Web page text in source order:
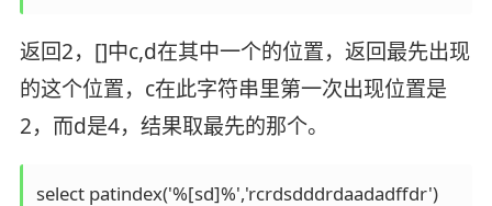
返回2，[]中c,d在其中一个的位置，返回最先出现
的这个位置，c在此字符串里第一次出现位置是
2，而d是4，结果取最先的那个。
select patindex('%[sd]%','rcrdsdddrdaadadffdr')